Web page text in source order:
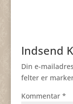
Indsend
Din e-
felter er
Kommentar *